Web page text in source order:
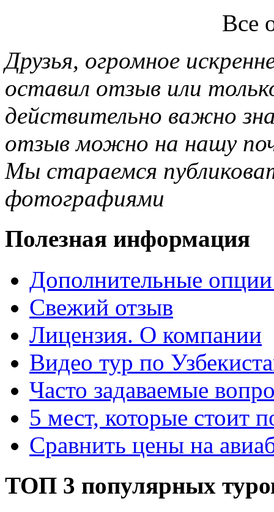
Все
Друзья, огромное
оставил отзыв или
действительно важно
отзыв можно на нашу
Мы стараемся
фотографиями
Полезная информация
Дополнительные
Свежий отзыв
Лицензия. О компании
Видео тур по
Часто задаваемые
5 мест, которые стоит
Сравнить цены на
ТОП 3 популярных